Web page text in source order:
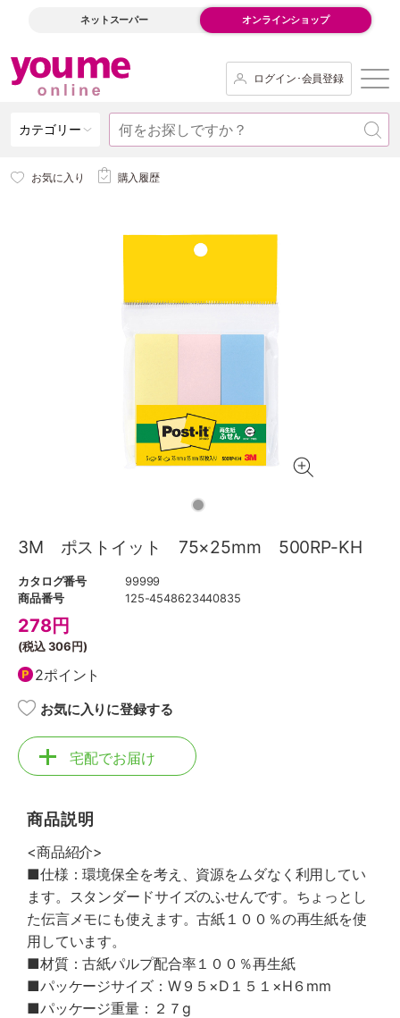
ネットスーパー オンラインショップ
ログイン･会員登録
カテゴリー
お気に入り 購入履歴
3M ポストイット 75×25mm 500RP-KH
カタログ番号
99999
商品番号
125-4548623440835
278円
(税込306円)
2ポイント
お気に入りに登録する
宅配でお届け
商品説明
<商品紹介>
■仕様：環境保全を考え、資源をムダなく利用してい
ます。スタンダードサイズのふせんです。ちょっとし
た伝言メモにも使えます。古紙１００％の再生紙を使
用しています。
■材質：古紙パルプ配合率１００％再生紙
■パッケージサイズ：W９５×D１５１×H６mm
■パッケージ重量：２７g